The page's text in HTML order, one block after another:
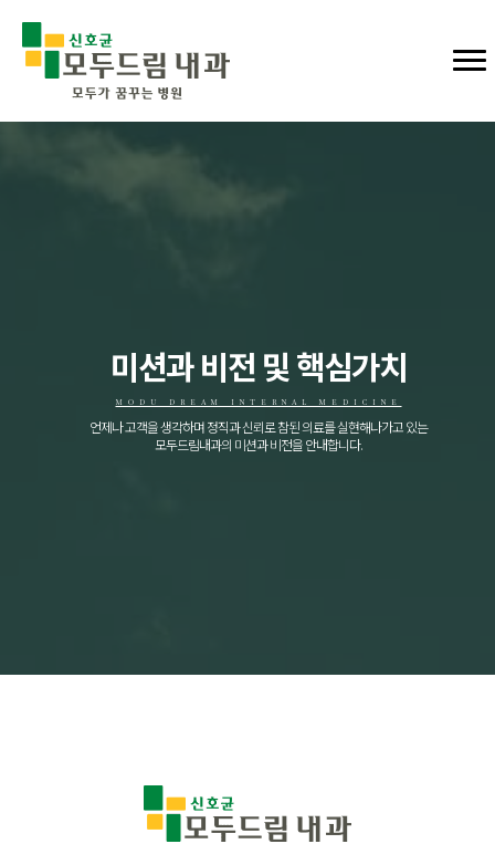
미션과 비전 및 핵심가치
MODU DREAM INTERNAL MEDICINE
언제나 고객을 생각하며 정직과 신뢰로 참된 의료를 실현해나가고 있는
모두드림내과의 미션과 비전을 안내합니다.